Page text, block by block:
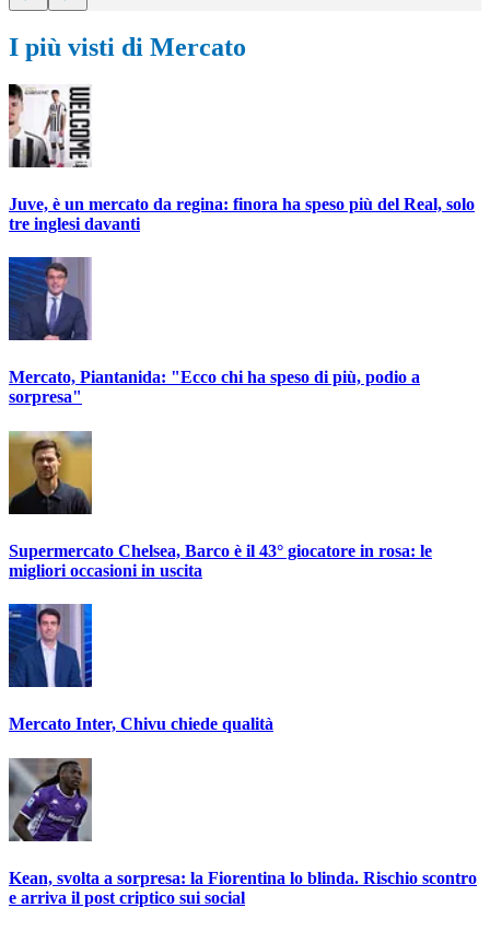
I più visti di Mercato
Juve, è un mercato da regina: finora ha speso più del Real, solo
tre inglesi davanti
Mercato, Piantanida: "Ecco chi ha speso di più, podio a
sorpresa"
Supermercato Chelsea, Barco è il 43° giocatore in rosa: le
migliori occasioni in uscita
Mercato Inter, Chivu chiede qualità
Kean, svolta a sorpresa: la Fiorentina lo blinda. Rischio scontro
e arriva il post criptico sui social